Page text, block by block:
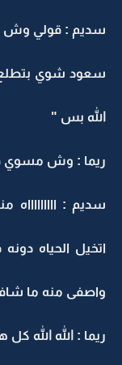
: قولي وش
شوي بتطلع
بس "
: وش مسوي قليل
: اااااااااه
الحياه دونه
منه ما شافت
: الله الله كل هذا